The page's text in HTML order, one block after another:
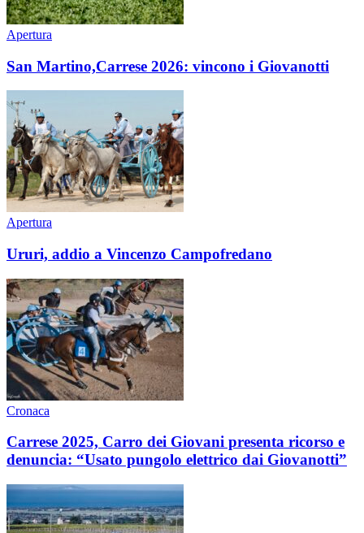
Apertura
San Martino,Carrese 2026: vincono i Giovanotti
Apertura
Ururi, addio a Vincenzo Campofredano
Cronaca
Carrese 2025, Carro dei Giovani presenta ricorso e
denuncia: “Usato pungolo elettrico dai Giovanotti”